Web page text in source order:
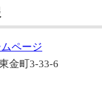
ページ
金町3-33-6